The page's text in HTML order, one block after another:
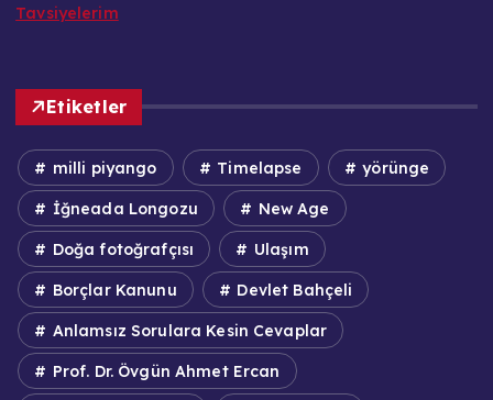
Tavsiyelerim
Etiketler
milli piyango Timelapse yörünge
İğneada Longozu New Age
Doğa fotoğrafçısı Ulaşım
Borçlar Kanunu Devlet Bahçeli
Anlamsız Sorulara Kesin Cevaplar
Prof. Dr. Övgün Ahmet Ercan